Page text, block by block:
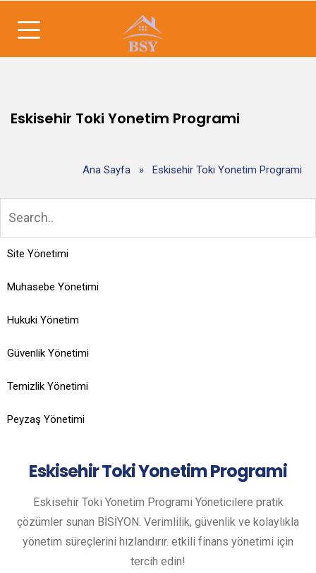
Eskisehir Toki Yonetim Programi
Ana Sayfa » Eskisehir Toki Yonetim Programi
Site Yönetimi
Muhasebe Yönetimi
Hukuki Yönetim
Güvenlik Yönetimi
Temizlik Yönetimi
Peyzaş Yönetimi
EskisehirToki Yonetim Programi
Eskisehir Toki Yonetim Programi Yöneticilere pratik
çözümler sunan BİSİYON. Verimlilik, güvenlik ve kolaylıkla
yönetim süreçlerini hızlandırır. etkili finans yönetimi için
tercih edin!